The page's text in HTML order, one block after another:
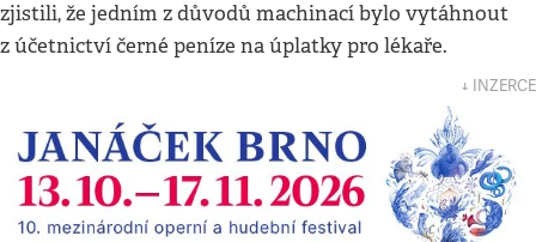
zjistili, že jedním z důvodů machinací bylo vytáhnout
z účetnictví černé peníze na úplatky pro lékaře.
↓ INZERCE